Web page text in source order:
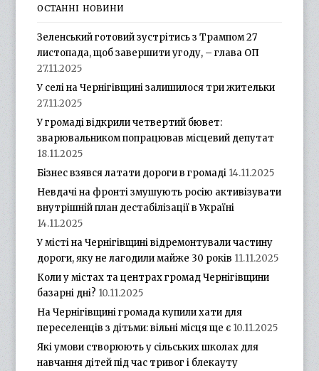
ОСТАННІ НОВИНИ
Зеленський готовий зустрітись з Трампом 27
листопада, щоб завершити угоду, – глава ОП
27.11.2025
У селі на Чернігівщині залишилося три жительки
27.11.2025
У громаді відкрили четвертий бювет:
зварювальником попрацював місцевий депутат
18.11.2025
Бізнес взявся латати дороги в громаді 14.11.2025
Невдачі на фронті змушують росію активізувати
внутрішній план дестабілізації в Україні
14.11.2025
У місті на Чернігівщині відремонтували частину
дороги, яку не лагодили майже 30 років 11.11.2025
Коли у містах та центрах громад Чернігівщини
базарні дні? 10.11.2025
На Чернігівщині громада купили хати для
переселенців з дітьми: вільні місця ще є 10.11.2025
Які умови створюють у сільських школах для
навчання дітей під час тривог і блекауту